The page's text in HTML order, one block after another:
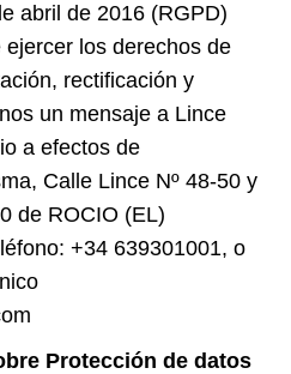
abril de 2016 (RGPD)
los derechos de
rectificación y
un mensaje a Lince
a efectos de
Calle Lince Nº 48-50 y
de ROCIO (EL)
+34 639301001, o
Protección de datos